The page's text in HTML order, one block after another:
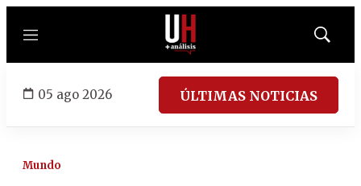
Menú
Mostrar
05 ago 2026 ÚLTIMAS NOTICIAS
Mundo